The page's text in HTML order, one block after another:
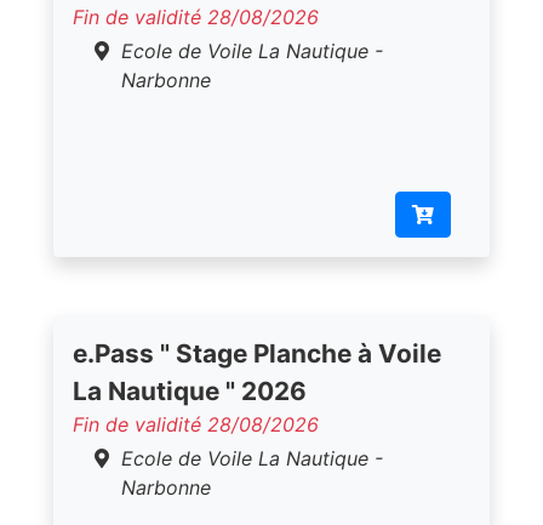
Fin de validité 28/08/2026
Ecole de Voile La Nautique -
Narbonne
e.Pass " Stage Planche à Voile
La Nautique " 2026
Fin de validité 28/08/2026
Ecole de Voile La Nautique -
Narbonne